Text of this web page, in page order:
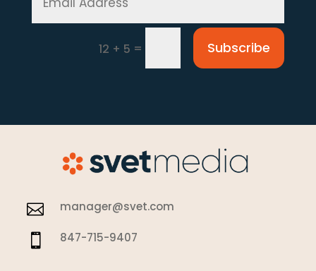
12 + 5 = Subscribe
 manager@svet.com
 847-715-9407